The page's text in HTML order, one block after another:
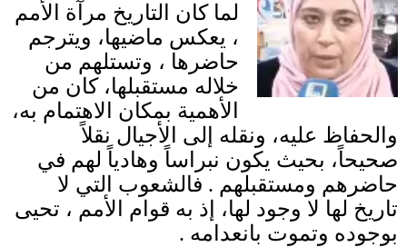
لما كان التاريخ مرآة الأمم
، يعكس ماضيها، ويترجم
حاضرها ، وتستلهم من
خلاله مستقبلها، كان من
الأهمية بمكان الاهتمام به،
والحفاظ عليه، ونقله إلى الأجيال نقلاً
صحيحاً، بحيث يكون نبراساً وهادياً لهم في
حاضرهم ومستقبلهم . فالشعوب التي لا
تاريخ لها لا وجود لها، إذ به قوام الأمم ، تحيى
بوجوده وتموت بانعدامه .